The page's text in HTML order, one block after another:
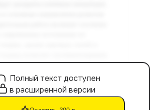
Полный текст доступен
в расширенной версии